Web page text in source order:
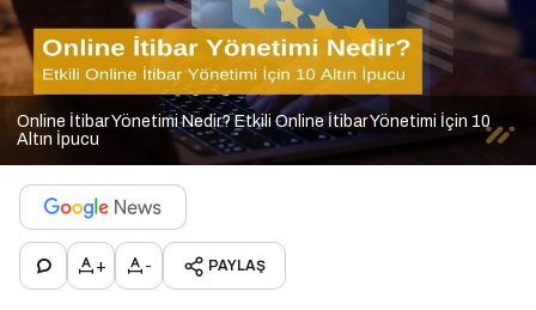
Online İtibar Yönetimi Nedir? Etkili Online İtibar Yönetimi İçin 10
Altın İpucu
+ - PAYLAŞ